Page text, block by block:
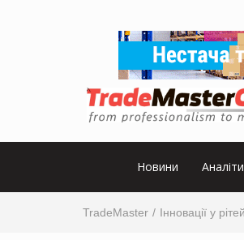
Новини
TradeMaster Інновації у